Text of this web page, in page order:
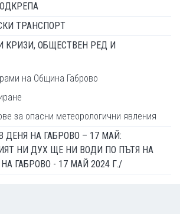
ТРАНСПОРТ
КРИЗИ, ОБЩЕСТВЕН РЕД И
на Община Габрово
за опасни метеорологични явления
ДЕНЯ НА ГАБРОВО – 17 МАЙ:
НИ ДУХ ЩЕ НИ ВОДИ ПО ПЪТЯ НА
ГАБРОВО - 17 МАЙ 2024 Г./